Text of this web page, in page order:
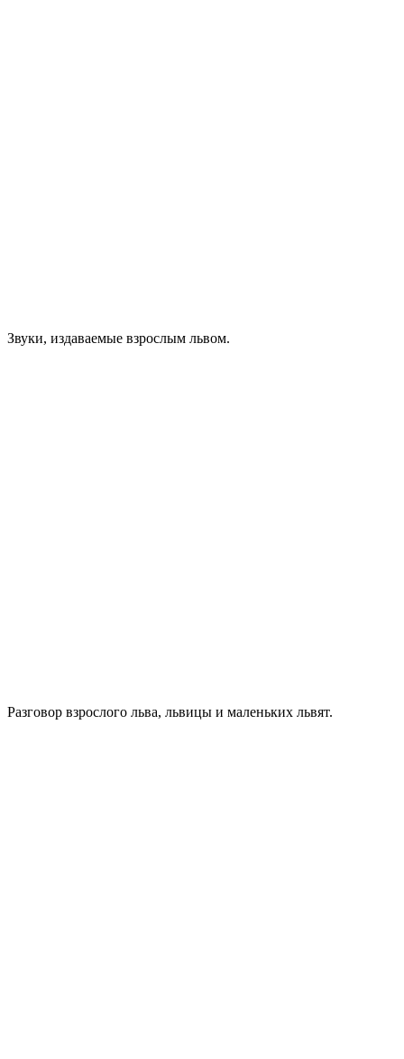
Звуки, издаваемые взрослым львом.
Разговор взрослого льва, львицы и маленьких львят.